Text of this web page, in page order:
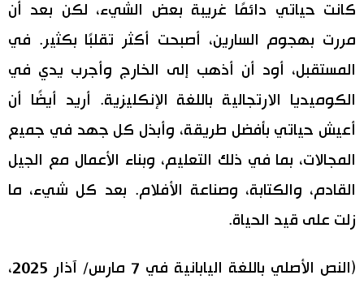
كانت حياتي دائمًا غريبة بعض الشيء، لكن بعد أن
مررت بهجوم السارين، أصبحت أكثر تقلبًا بكثير. في
المستقبل، أود أن أذهب إلى الخارج وأجرب يدي في
الكوميديا الارتجالية باللغة الإنكليزية. أريد أيضًا أن
أعيش حياتي بأفضل طريقة، وأبذل كل جهد في جميع
المجالات، بما في ذلك التعليم، وبناء الأعمال مع الجيل
القادم، والكتابة، وصناعة الأفلام. بعد كل شيء، ما
زلت على قيد الحياة.
(النص الأصلي باللغة اليابانية في 7 مارس/ آذار 2025،